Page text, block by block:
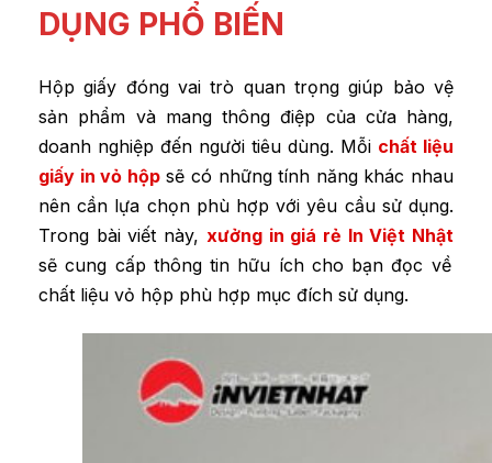
DỤNG PHỔ BIẾN
Hộp giấy đóng vai trò quan trọng giúp bảo vệ
sản phẩm và mang thông điệp của cửa hàng,
doanh nghiệp đến người tiêu dùng. Mỗi chất liệu
giấy in vỏ hộpsẽ có những tính năng khác nhau
nên cần lựa chọn phù hợp với yêu cầu sử dụng.
Trong bài viết này, xưởng in giá rẻ In Việt Nhật
sẽ cung cấp thông tin hữu ích cho bạn đọc về
chất liệu vỏ hộp phù hợp mục đích sử dụng.